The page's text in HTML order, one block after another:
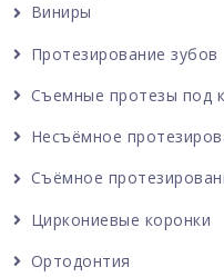
Виниры
Протезирование зубов
Съемные протезы под
Несъёмное
Съёмное
Циркониевые коронки
Ортодонтия